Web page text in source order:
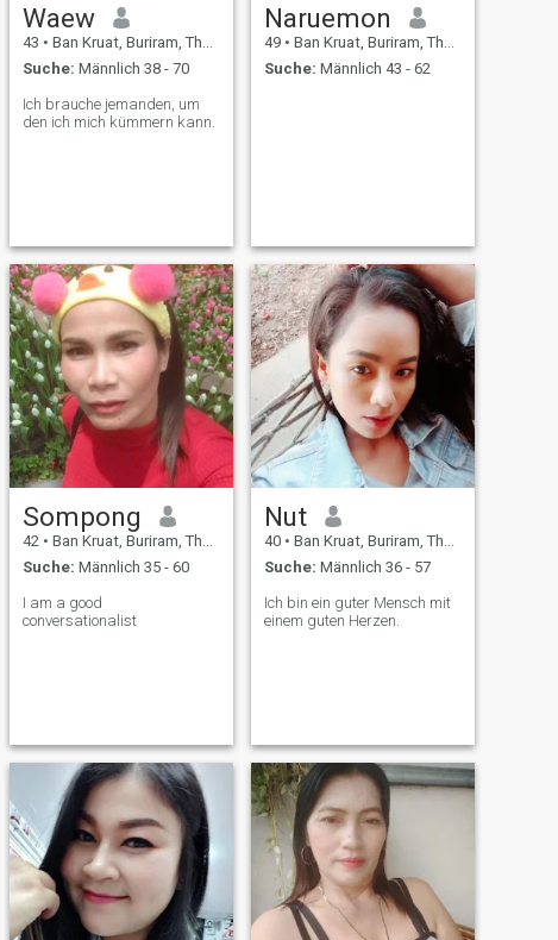
Waew
43 • Ban Kruat, Buriram, Thailand
Suche: Männlich 38 - 70
Ich brauche jemanden, um
den ich mich kümmern kann.
Naruemon
49 • Ban Kruat, Buriram, Thailand
Suche: Männlich 43 - 62
Sompong
42 • Ban Kruat, Buriram, Thailand
Suche: Männlich 35 - 60
I am a good
conversationalist
Nut
40 • Ban Kruat, Buriram, Thailand
Suche: Männlich 36 - 57
Ich bin ein guter Mensch mit
einem guten Herzen.